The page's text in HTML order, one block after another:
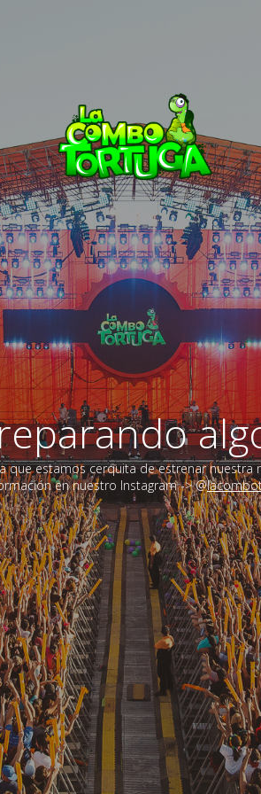
que estamos cerquita de estrenar nuestra
en nuestro Instagram -> @